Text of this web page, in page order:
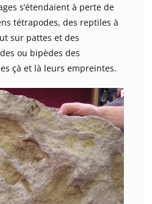
s’étendaient à perte de
tétrapodes, des reptiles à
sur pattes et des
ou bipèdes des
çà et là leurs empreintes.